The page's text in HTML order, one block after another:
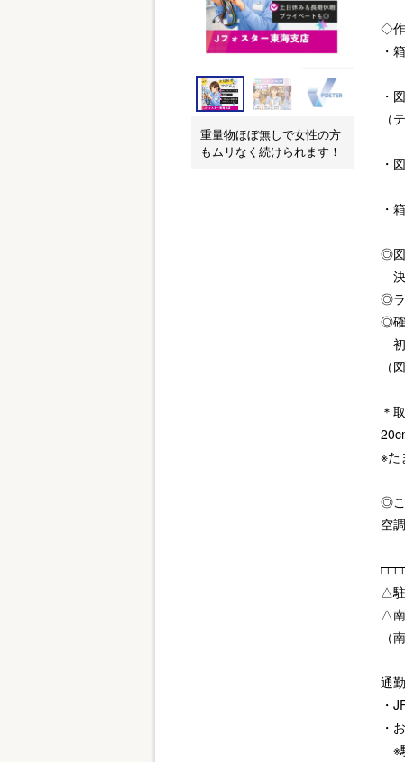
重量物ほぼ無しで女性の方
もムリなく続けられます！
◇
・
・
（
・
・
◎図
◎ラ
◎確
（
＊
※た
◎
空
△駐
△南
（
通
・
・
※